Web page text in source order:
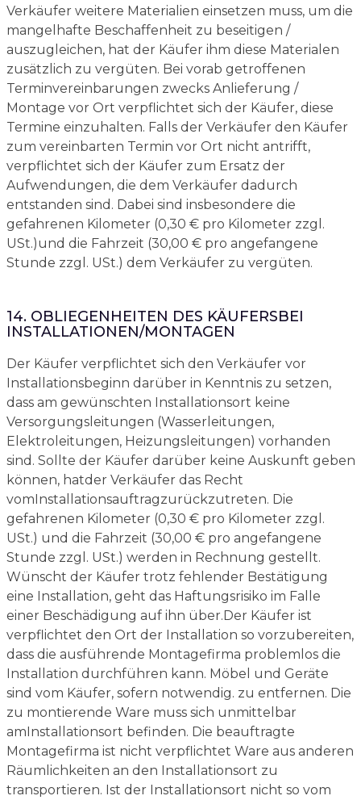
Verkäufer weitere Materialien einsetzen muss, um die
mangelhafte Beschaffenheit zu beseitigen /
auszugleichen, hat der Käufer ihm diese Materialen
zusätzlich zu vergüten. Bei vorab getroffenen
Terminvereinbarungen zwecks Anlieferung /
Montage vor Ort verpflichtet sich der Käufer, diese
Termine einzuhalten. Falls der Verkäufer den Käufer
zum vereinbarten Termin vor Ort nicht antrifft,
verpflichtet sich der Käufer zum Ersatz der
Aufwendungen, die dem Verkäufer dadurch
entstanden sind. Dabei sind insbesondere die
gefahrenen Kilometer (0,30 € pro Kilometer zzgl.
USt.)und die Fahrzeit (30,00 € pro angefangene
Stunde zzgl. USt.) dem Verkäufer zu vergüten.
14. OBLIEGENHEITEN DES KÄUFERSBEI
INSTALLATIONEN/MONTAGEN
Der Käufer verpflichtet sich den Verkäufer vor
Installationsbeginn darüber in Kenntnis zu setzen,
dass am gewünschten Installationsort keine
Versorgungsleitungen (Wasserleitungen,
Elektroleitungen, Heizungsleitungen) vorhanden
sind. Sollte der Käufer darüber keine Auskunft geben
können, hatder Verkäufer das Recht
vomInstallationsauftragzurückzutreten. Die
gefahrenen Kilometer (0,30 € pro Kilometer zzgl.
USt.) und die Fahrzeit (30,00 € pro angefangene
Stunde zzgl. USt.) werden in Rechnung gestellt.
Wünscht der Käufer trotz fehlender Bestätigung
eine Installation, geht das Haftungsrisiko im Falle
einer Beschädigung auf ihn über.Der Käufer ist
verpflichtet den Ort der Installation so vorzubereiten,
dass die ausführende Montagefirma problemlos die
Installation durchführen kann. Möbel und Geräte
sind vom Käufer, sofern notwendig. zu entfernen. Die
zu montierende Ware muss sich unmittelbar
amInstallationsort befinden. Die beauftragte
Montagefirma ist nicht verpflichtet Ware aus anderen
Räumlichkeiten an den Installationsort zu
transportieren. Ist der Installationsort nicht so vom